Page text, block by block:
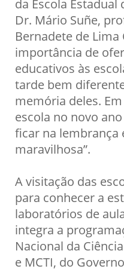
Dr. Mário Suñe,
Bernadete de
importância de
educativos às
tarde bem
memória deles.
escola no novo
ficar na lembrança
maravilhosa”.
A visitação das
para conhecer a
laboratórios de
integra a
Nacional da
e MCTI, do